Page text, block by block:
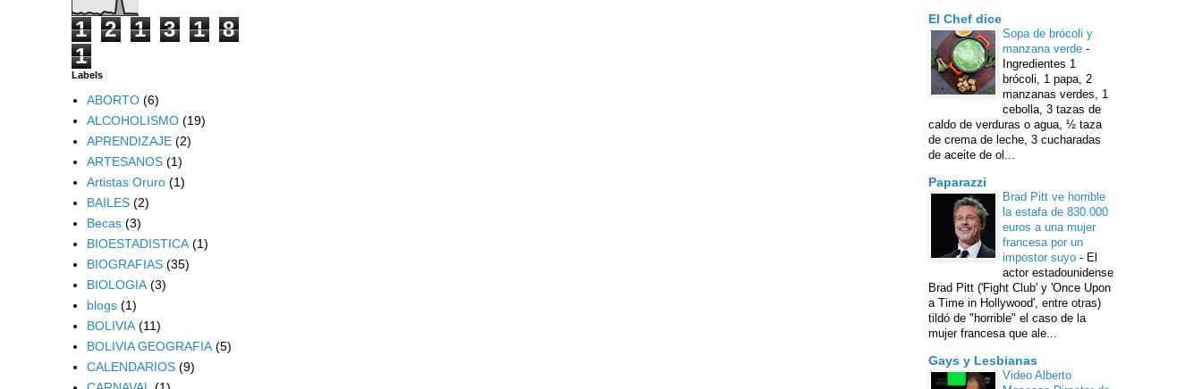
1 2 1 3 1
8
1
Labels
ABORTO (6)
ALCOHOLISMO (19)
APRENDIZAJE (2)
ARTESANOS (1)
Artistas Oruro (1)
BAILES (2)
Becas (3)
BIOESTADISTICA (1)
BIOGRAFIAS (35)
BIOLOGIA (3)
blogs (1)
BOLIVIA (11)
BOLIVIA GEOGRAFIA (5)
CALENDARIOS (9)
El Chef dice
Sopa de brócoli y
manzana verde -
Ingredientes 1
brócoli, 1 papa, 2
manzanas verdes, 1
cebolla, 3 tazas de
caldo de verduras o agua, ½ taza
de crema de leche, 3 cucharadas
de aceite de ol...
Paparazzi
Brad Pitt ve horrible
la estafa de 830.000
euros a una mujer
francesa por un
impostor suyo - El
actor estadounidense
Brad Pitt ('Fight Club' y 'Once Upon
a Time in Hollywood', entre otras)
tildó de "horrible" el caso de la
mujer francesa que ale...
Gays y Lesbianas
Video Alberto